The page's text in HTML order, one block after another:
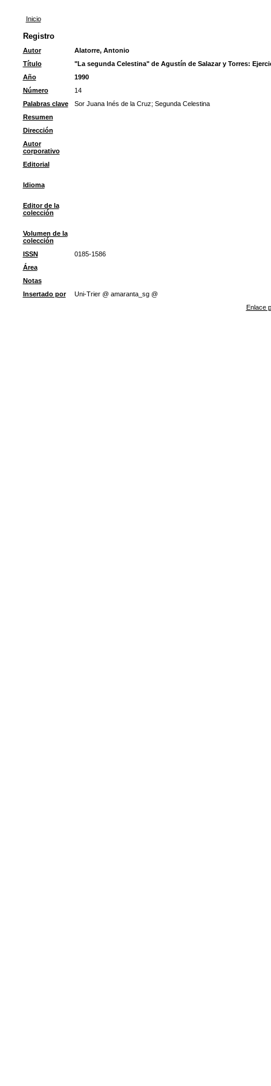
Inicio
Registro
Autor
Alatorre, Antonio
Título
"La segunda Celestina" de Agustín de Salazar y Torres:
Año
1990
Número
14
Palabras clave
Sor Juana Inés de la Cruz; Segunda Celestina
Resumen
Dirección
Autor
corporativo
Editorial
Idioma
Editor de la
colección
Volumen de la
colección
ISSN
0185-1586
Área
Notas
Insertado por
Uni-Trier @ amaranta_sg @
Enlace